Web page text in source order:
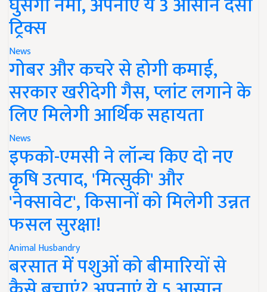
ट्रिक्स
News
गोबर और कचरे से होगी कमाई,
सरकार खरीदेगी गैस, प्लांट लगाने के
लिए मिलेगी आर्थिक सहायता
News
इफको-एमसी ने लॉन्च किए दो नए
कृषि उत्पाद, 'मित्सुकी' और
'नेक्सावेट', किसानों को मिलेगी उन्नत
फसल सुरक्षा!
Animal Husbandry
बरसात में पशुओं को बीमारियों से